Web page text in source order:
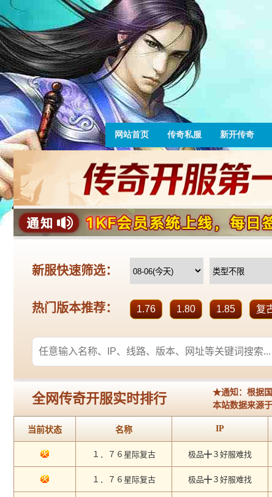
网站首页 传奇私服 新开传奇